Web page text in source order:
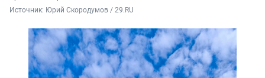
Источник: Юрий Скородумов / 29.RU